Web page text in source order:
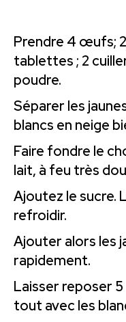
Prendre 4 œufs;
tablettes ; 2
poudre.
Séparer les
blancs en neige
Faire fondre le
lait, à feu très
Ajoutez le sucre.
refroidir.
Ajouter alors les
rapidement.
Laisser reposer
tout avec les